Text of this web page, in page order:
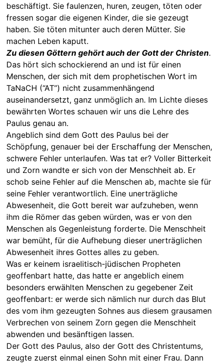
beschäftigt. Sie faulenzen, huren, zeugen, töten oder
fressen sogar die eigenen Kinder, die sie gezeugt
haben. Sie töten mitunter auch deren Mütter. Sie
machen Leben kaputt.
Zu diesen Göttern gehört auch der Gott der Christen.
Das hört sich schockierend an und ist für einen
Menschen, der sich mit dem prophetischen Wort im
TaNaCH (“AT”) nicht zusammenhängend
auseinandersetzt, ganz unmöglich an. Im Lichte dieses
bewährten Wortes schauen wir uns die Lehre des
Paulus genau an.
Angeblich sind dem Gott des Paulus bei der
Schöpfung, genauer bei der Erschaffung der Menschen,
schwere Fehler unterlaufen. Was tat er? Voller Bitterkeit
und Zorn wandte er sich von der Menschheit ab. Er
schob seine Fehler auf die Menschen ab, machte sie für
seine Fehler verantwortlich. Eine unerträgliche
Abwesenheit, die Gott bereit war aufzuheben, wenn
ihm die Römer das geben würden, was er von den
Menschen als Gegenleistung forderte. Die Menschheit
war bemüht, für die Aufhebung dieser unerträglichen
Abwesenheit ihres Gottes alles zu geben.
Was er keinem israelitisch-jüdischen Propheten
geoffenbart hatte, das hatte er angeblich einem
besonders erwählten Menschen zu gegebener Zeit
geoffenbart: er werde sich nämlich nur durch das Blut
des vom ihm gezeugten Sohnes aus diesem grausamen
Verbrechen von seinem Zorn gegen die Menschheit
abwenden und besänftigen lassen.
Der Gott des Paulus, also der Gott des Christentums,
zeugte zuerst einmal einen Sohn mit einer Frau. Dann